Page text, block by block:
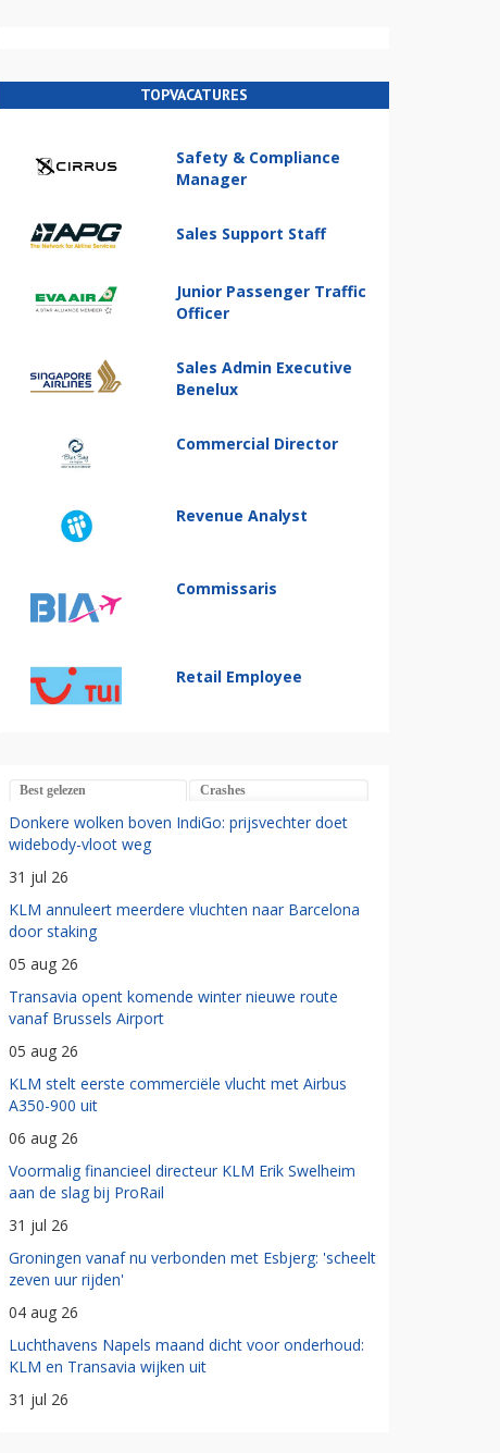
TOPVACATURES
Safety & Compliance
Manager
Sales Support Staff
Junior Passenger Traffic
Officer
Sales Admin Executive
Benelux
Commercial Director
Revenue Analyst
Commissaris
Retail Employee
Best gelezen Crashes
Donkere wolken boven IndiGo: prijsvechter doet
widebody-vloot weg
31 jul 26
KLM annuleert meerdere vluchten naar Barcelona
door staking
05 aug 26
Transavia opent komende winter nieuwe route
vanaf Brussels Airport
05 aug 26
KLM stelt eerste commerciële vlucht met Airbus
A350-900 uit
06 aug 26
Voormalig financieel directeur KLM Erik Swelheim
aan de slag bij ProRail
31 jul 26
Groningen vanaf nu verbonden met Esbjerg: 'scheelt
zeven uur rijden'
04 aug 26
Luchthavens Napels maand dicht voor onderhoud:
KLM en Transavia wijken uit
31 jul 26